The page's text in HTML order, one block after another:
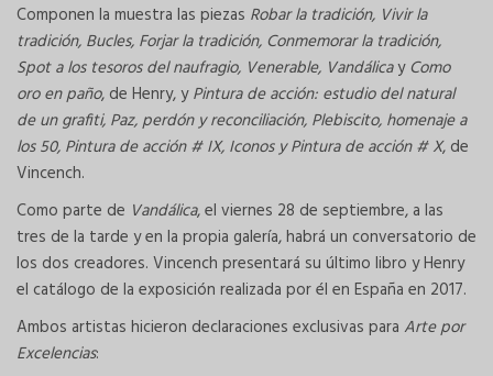
Componen la muestra las piezas Robar la tradición, Vivir la
tradición, Bucles, Forjar la tradición, Conmemorar la tradición,
Spot a los tesoros del naufragio, Venerable, VandálicayComo
oro en paño, de Henry, yPintura de acción: estudio del natural
de un grafiti, Paz, perdón y reconciliación, Plebiscito, homenaje a
los 50, Pintura de acción # IX, Iconos y Pintura de acción # X, de
Vincench.
Como parte de Vandálica, el viernes 28 de septiembre, a las
tres de la tarde y en la propia galería, habrá un conversatorio de
los dos creadores. Vincench presentará su último libro y Henry
el catálogo de la exposición realizada por él en España en 2017.
Ambos artistas hicieron declaraciones exclusivas para Arte por
Excelencias: